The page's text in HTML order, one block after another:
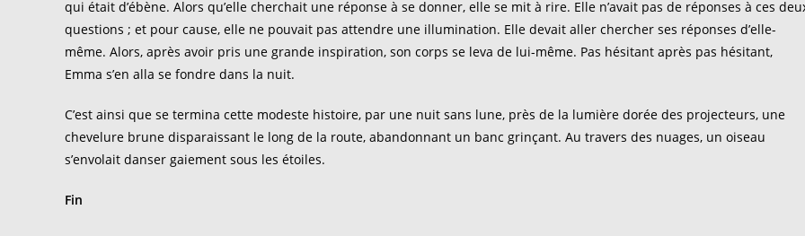
qui était d’ébène. Alors qu’elle cherchait une réponse à se donner, elle se mit à rire. Elle n’avait pas de réponses à ces
questions ; et pour cause, elle ne pouvait pas attendre une illumination. Elle devait aller chercher ses réponses d’elle-
même. Alors, après avoir pris une grande inspiration, son corps se leva de lui-même. Pas hésitant après pas hésitant,
Emma s’en alla se fondre dans la nuit.
C’est ainsi que se termina cette modeste histoire, par une nuit sans lune, près de la lumière dorée des projecteurs, une
chevelure brune disparaissant le long de la route, abandonnant un banc grinçant. Au travers des nuages, un oiseau
s’envolait danser gaiement sous les étoiles.
Fin